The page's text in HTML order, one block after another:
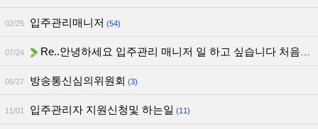
02/25 입주관리매니저 (54)
07/24 Re..안녕하세요 입주관리 매니저 일 하고 싶습니다 처음인대 열심히 해
05/27 방송통신심의위원회 (3)
11/01 입주관리자 지원신청및 하는일 (11)